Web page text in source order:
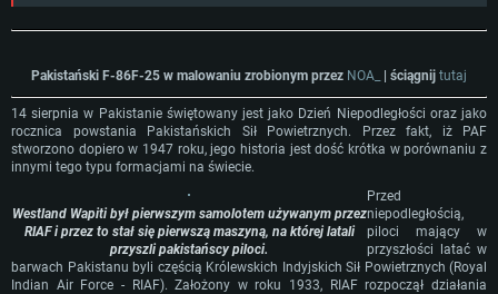
Pakistański F-86F-25 w malowaniu zrobionym przez NOA_ | ściągnij tutaj
14 sierpnia w Pakistanie świętowany jest jako Dzień Niepodległości oraz jako
rocznica powstania Pakistańskich Sił Powietrznych. Przez fakt, iż PAF
stworzono dopiero w 1947 roku, jego historia jest dość krótka w porównaniu z
innymi tego typu formacjami na świecie.
Westland Wapiti był pierwszym samolotem używanym przez
RIAF i przez to stał się pierwszą maszyną, na której latali
przyszli pakistańscy piloci.
Przed
niepodległością,
piloci mający w
przyszłości latać w
barwach Pakistanu byli częścią Królewskich Indyjskich Sił Powietrznych (Royal
Indian Air Force - RIAF). Założony w roku 1933, RIAF rozpoczął działania